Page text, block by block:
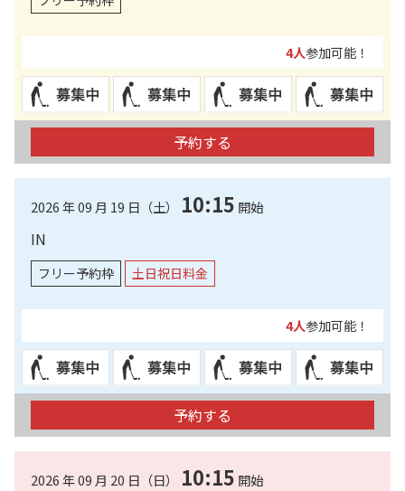
4人参加可能！
予約する
2026 年 09 月 19 日（土） 10:15 開始
IN
フリー予約枠 土日祝日料金
4人参加可能！
予約する
2026 年 09 月 20 日（日） 10:15 開始